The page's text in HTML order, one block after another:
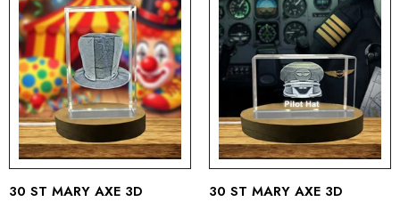
30 ST MARY AXE 3D
30 ST MARY AXE 3D